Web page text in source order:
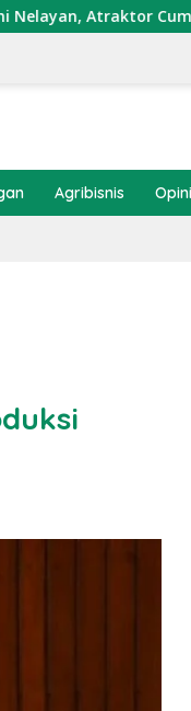
Dipasang di Coral
Agribisnis Opini